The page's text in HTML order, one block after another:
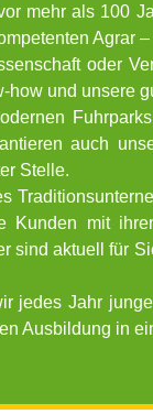
mehr als 100
Agrar
oder
how und unsere
auch
Stelle.
Kunden mit
sind aktuell für
jedes Jahr
Ausbildung in